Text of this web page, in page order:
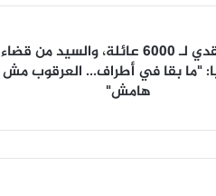
دعم نقدي لـ 6000 عائلة، والسيد من قضاء
"ما بقا في أطراف... العرقوب مش
هامش"